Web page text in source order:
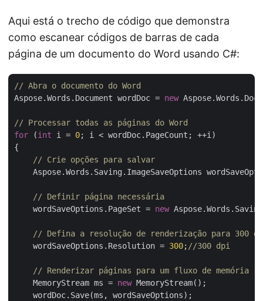
Aqui está o trecho de código que demonstra
como escanear códigos de barras de cada
página de um documento do Word usando C#:
// Abra o documento do Word
Aspose.Words.Document wordDoc = new
// Processar todas as páginas do Word
for (int i = 0; i < wordDoc.PageCount; ++i)
{
// Crie opções para salvar
Aspose.Words.Saving.ImageSaveOptions
// Definir página necessária
    wordSaveOptions.PageSet =
new
// Defina a resolução de renderização para 300
    wordSaveOptions.Resolution =
300; //300 dpi
// Renderizar páginas para um fluxo de memória
    MemoryStream ms =
new MemoryStream();
    wordDoc.Save(ms, wordSaveOptions);